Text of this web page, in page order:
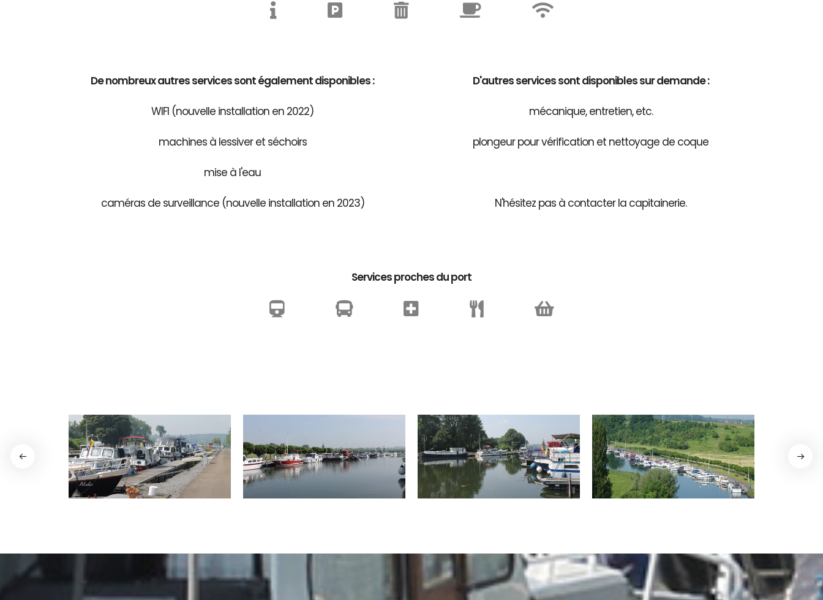
De nombreux autres services sont également disponibles :
WIFI (nouvelle installation en 2022)
machines à lessiver et séchoirs
mise à l'eau
caméras de surveillance (nouvelle installation en 2023)
D'autres services sont disponibles sur demande :
mécanique, entretien, etc.
plongeur pour vérification et nettoyage de coque
N'hésitez pas à contacter la capitainerie.
Services proches du port